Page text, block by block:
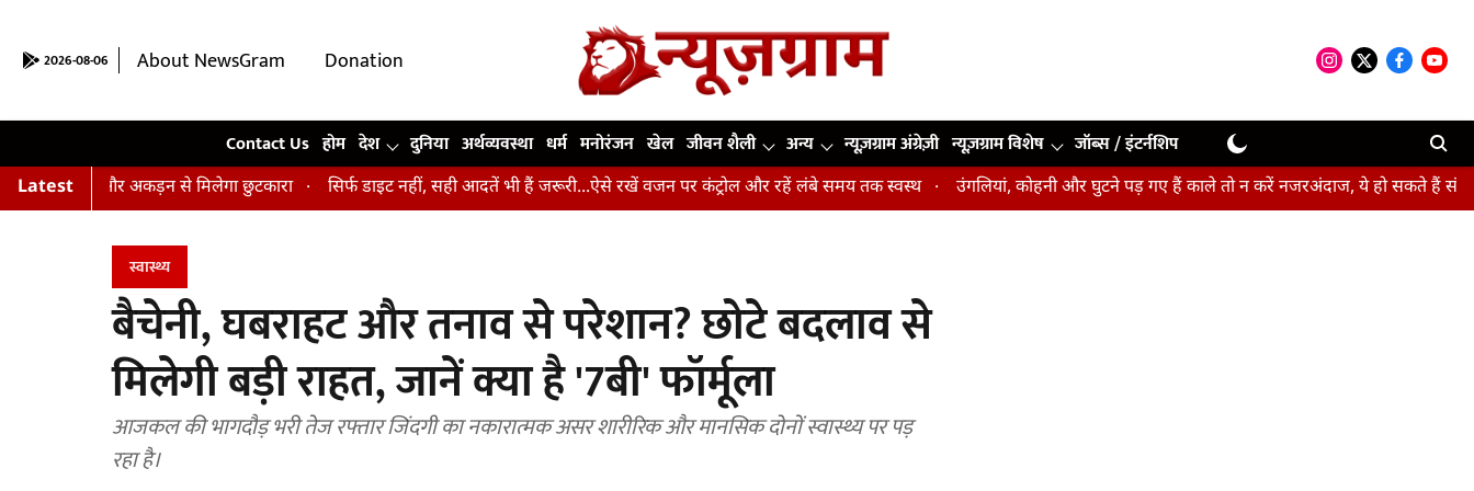
2026-08-06 About NewsGram
Donation
Contact Us होम देश दुनिया अर्थव्यवस्था धर्म मनोरंजन खेल जीवन शैली अन्य न्यूज़ग्राम अंग्रेज़ी न्यूज़ग्राम विशेष जॉब्स / इंटर्नशिप
Latest
और अकड़न से मिलेगा छुटकारा सिर्फ डाइट नहीं, सही आदतें भी हैं जरूरी...ऐसे रखें वजन पर कंट्रोल और रहें लंबे समय तक स्वस्थ उंगलियां, कोहनी और घुटने पड़ गए हैं काले तो न करें नजरअंदाज, ये हो सकते हैं संकेत
स्वास्थ्य
बैचेनी, घबराहट और तनाव से परेशान? छोटे बदलाव से
मिलेगी बड़ी राहत, जानें क्या है '7बी' फॉर्मूला
आजकल की भागदौड़ भरी तेज रफ्तार जिंदगी का नकारात्मक असर शारीरिक और मानसिक दोनों स्वास्थ्य पर पड़
रहा है।